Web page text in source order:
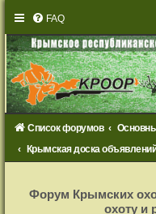
FAQ
Список форумов
Крымская доска
Форум Крымских
охоту и